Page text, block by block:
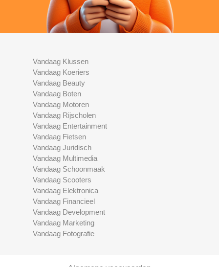
Vandaag Klussen
Vandaag Koeriers
Vandaag Beauty
Vandaag Boten
Vandaag Motoren
Vandaag Rijscholen
Vandaag Entertainment
Vandaag Fietsen
Vandaag Juridisch
Vandaag Multimedia
Vandaag Schoonmaak
Vandaag Scooters
Vandaag Elektronica
Vandaag Financieel
Vandaag Development
Vandaag Marketing
Vandaag Fotografie